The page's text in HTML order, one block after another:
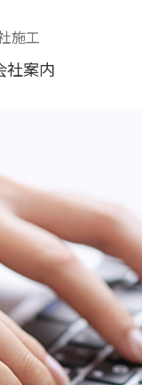
施工
社案内